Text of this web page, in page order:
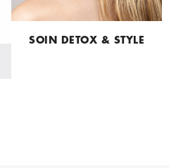
SOIN DETOX & STYLE